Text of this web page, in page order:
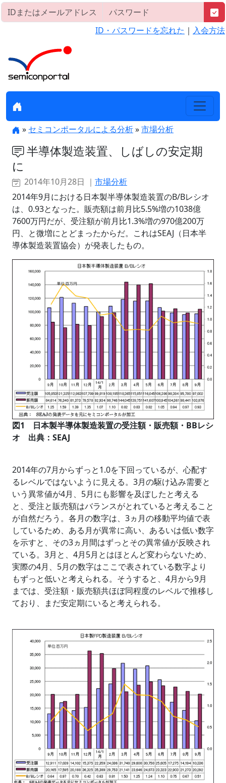
ID・パスワードを忘れた ｜ 入会方法
» セミコンポータルによる分析»市場分析
半導体製造装置、しばしの安定期
に
2014年10月28日 ｜ 市場分析
2014年9月における日本製半導体製造装置のB/Bレシオ
は、0.93となった。販売額は前月比5.5%増の1038億
7600万円だが、受注額が前月比1.3%増の970億200万
円、と微増にとどまったからだ。これはSEAJ（日本半
導体製造装置協会）が発表したもの。
図1 日本製半導体製造装置の受注額・販売額・BBレシ
オ 出典：SEAJ
2014年の7月からずっと1.0を下回っているが、心配す
るレベルではないように見える。3月の駆け込み需要と
いう異常値が4月、5月にも影響を及ぼしたと考える
と、受注と販売額はバランスがとれていると考えること
が自然だろう。各月の数字は、3ヵ月の移動平均値で表
しているため、ある月が異常に高い、あるいは低い数字
を示すと、その3ヵ月間はずっとその異常値が反映され
ている。3月と、4月5月とはほとんど変わらないため、
実際の4月、5月の数字はここで表されている数字より
もずっと低いと考えられる。そうすると、4月から9月
までは、受注額・販売額共ほぼ同程度のレベルで推移し
ており、まだ安定期にいると考えられる。